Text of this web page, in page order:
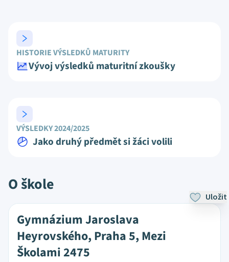
HISTORIE VÝSLEDKŮ MATURITY
Vývoj výsledků maturitní zkoušky
VÝSLEDKY 2024/2025
Jako druhý předmět si žáci volili
O škole
Uložit
Gymnázium Jaroslava
Heyrovského, Praha 5, Mezi
Školami 2475